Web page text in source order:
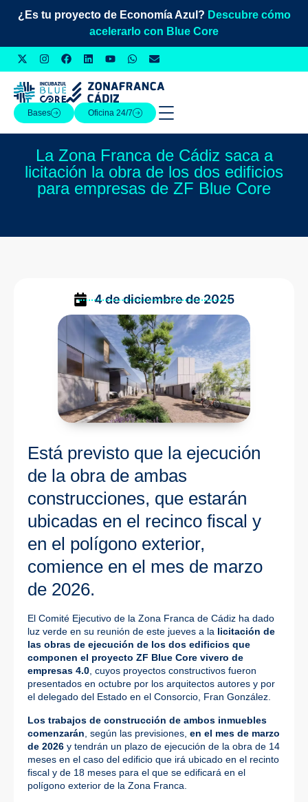
¿Es tu proyecto de Economía Azul? Descubre cómo
acelerarlo con Blue Core
Bases Oficina 24/7
La Zona Franca de Cádiz saca a
licitación la obra de los dos edificios
para empresas de ZF Blue Core
4 de diciembre de 2025
Está previsto que la ejecución
de la obra de ambas
construcciones, que estarán
ubicadas en el recinco fiscal y
en el polígono exterior,
comience en el mes de marzo
de 2026.
El Comité Ejecutivo de la Zona Franca de Cádiz ha dado
luz verde en su reunión de este jueves a la licitación de
las obras de ejecución de los dos edificios que
componen el proyecto ZF Blue Core vivero de
empresas 4.0, cuyos proyectos constructivos fueron
presentados en octubre por los arquitectos autores y por
el delegado del Estado en el Consorcio, Fran González.
Los trabajos de construcción de ambos inmuebles
comenzarán , según las previsiones, en el mes de marzo
de 2026 y tendrán un plazo de ejecución de la obra de 14
meses en el caso del edificio que irá ubicado en el recinto
fiscal y de 18 meses para el que se edificará en el
polígono exterior de la Zona Franca.